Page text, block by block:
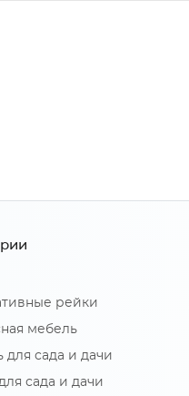
рейки
мебель
для сада и дачи
сада и дачи